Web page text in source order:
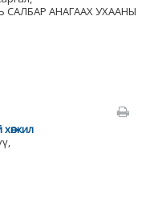
АНАГААХ УХААНЫ